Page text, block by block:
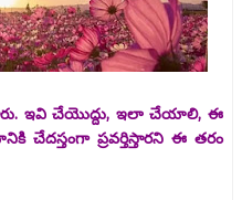
ఇవి చేయొద్దు, ఇలా చేయాలి, ఈ
ప్రవర్తిస్తారని ఈ తరం